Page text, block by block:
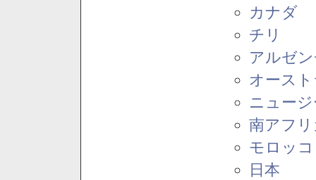
カナダ
チリ
アルゼ
オース
ニュー
南アフ
モロッコ
日本